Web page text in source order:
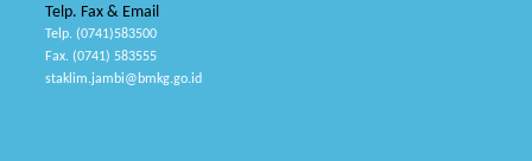
Telp. Fax & Email
Telp. (0741)583500
Fax. (0741) 583555
staklim.jambi@bmkg.go.id